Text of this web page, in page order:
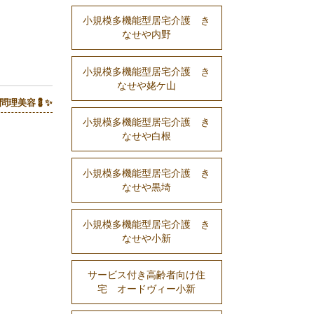
理美容💈✨
小規模多機能型居宅介護 き
なせや内野
小規模多機能型居宅介護 き
なせや姥ケ山
小規模多機能型居宅介護 き
なせや白根
小規模多機能型居宅介護 き
なせや黒埼
小規模多機能型居宅介護 き
なせや小新
サービス付き高齢者向け住
宅 オードヴィー小新